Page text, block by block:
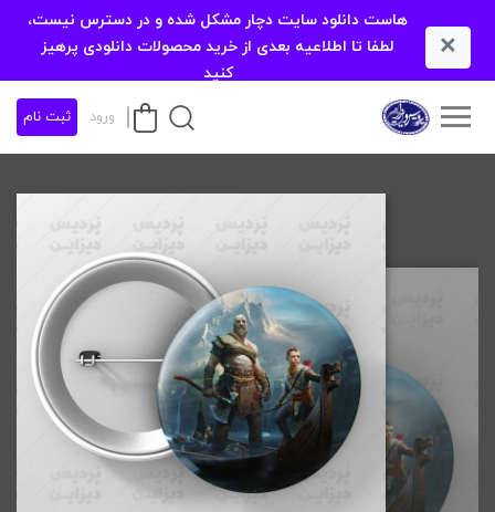
×
هاست دانلود سایت دچار مشکل شده و در دسترس نیست،
لطفا تا اطلاعیه بعدی از خرید محصولات دانلودی پرهیز
کنید
ورود ثبت نام